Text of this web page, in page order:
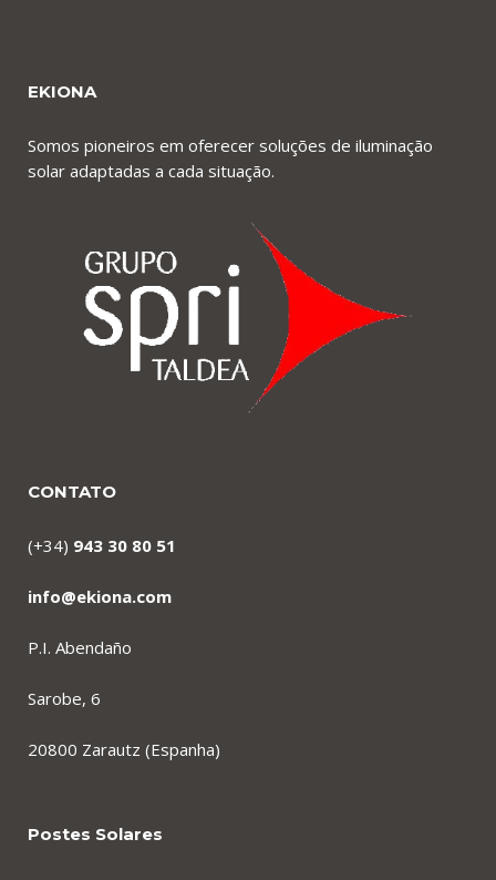
EKIONA
Somos pioneiros em oferecer soluções de iluminação
solar adaptadas a cada situação.
CONTATO
(+34) 943 30 80 51
info@ekiona.com
P.I. Abendaño
Sarobe, 6
20800 Zarautz (Espanha)
Postes Solares